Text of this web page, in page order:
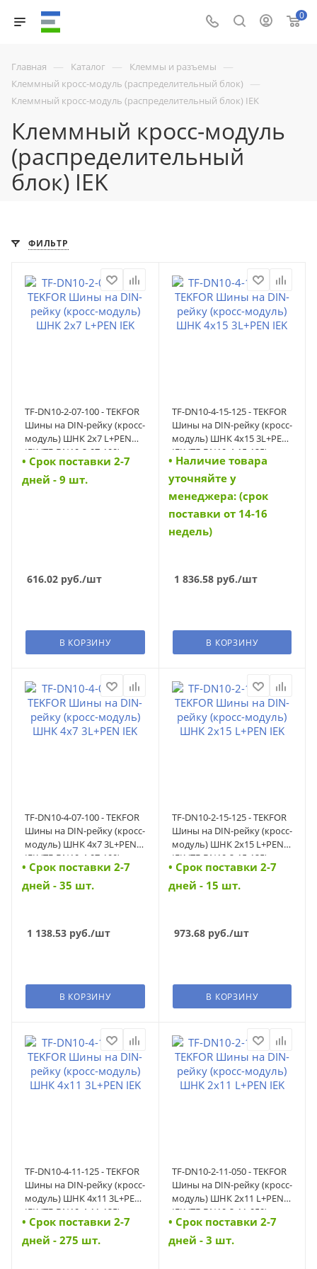
0
Главная — Каталог — Клеммы и разъемы —
Клеммный кросс-модуль (распределительный блок) —
Клеммный кросс-модуль (распределительный блок) IEK
Клеммный кросс-модуль
(распределительный
блок) IEK
ФИЛЬТР
TF-DN10-2-07-100 - TEKFOR
Шины на DIN-рейку (кросс-
модуль) ШНК 2х7 L+PEN
IEK (TF-DN10-2-07-100)
• Cрок поставки 2-7
дней - 9 шт.
616.02 руб./шт
В КОРЗИНУ
TF-DN10-4-15-125 - TEKFOR
Шины на DIN-рейку (кросс-
модуль) ШНК 4х15 3L+PEN
IEK (TF-DN10-4-15-125)
• Наличие товара
уточняйте у
менеджера: (срок
поставки от 14-16
недель)
1 836.58руб./шт
В КОРЗИНУ
TF-DN10-4-07-100 - TEKFOR
Шины на DIN-рейку (кросс-
модуль) ШНК 4х7 3L+PEN
IEK (TF-DN10-4-07-100)
• Cрок поставки 2-7
дней - 35 шт.
1 138.53 руб./шт
В КОРЗИНУ
TF-DN10-2-15-125 - TEKFOR
Шины на DIN-рейку (кросс-
модуль) ШНК 2х15 L+PEN
IEK (TF-DN10-2-15-125)
• Cрок поставки 2-7
дней - 15 шт.
973.68руб./шт
В КОРЗИНУ
TF-DN10-4-11-125 - TEKFOR
Шины на DIN-рейку (кросс-
модуль) ШНК 4х11 3L+PEN
IEK (TF-DN10-4-11-125)
• Cрок поставки 2-7
дней - 275 шт.
TF-DN10-2-11-050 - TEKFOR
Шины на DIN-рейку (кросс-
модуль) ШНК 2х11 L+PEN
IEK (TF-DN10-2-11-050)
• Cрок поставки 2-7
дней - 3 шт.